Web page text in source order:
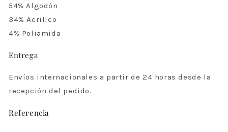
54% Algodón
34% Acrilico
4% Poliamida
Entrega
Envíos internacionales a partir de 24 horas desde la
recepción del pedido.
Referencia